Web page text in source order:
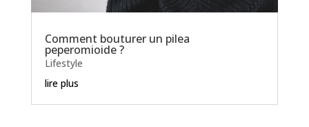
Comment bouturer un pilea
peperomioide ?
Lifestyle
lire plus